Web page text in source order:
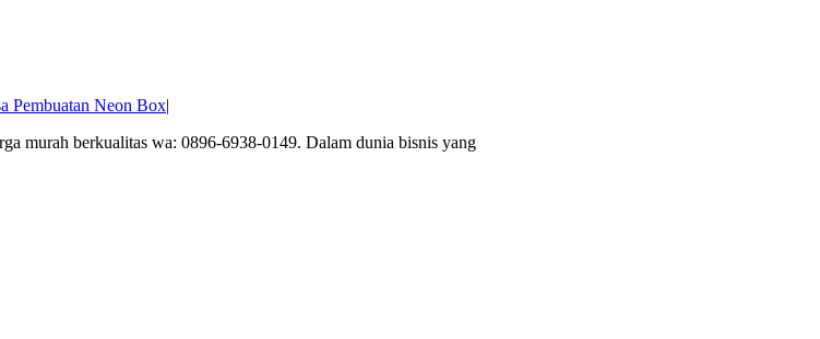
Pembuatan Neon Box|
murah berkualitas wa: 0896-6938-0149. Dalam dunia bisnis yang